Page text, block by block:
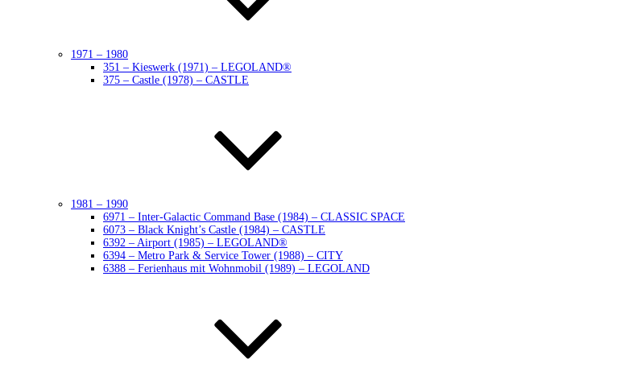
1971 – 1980
351 – Kieswerk (1971) – LEGOLAND®
375 – Castle (1978) – CASTLE
1981 – 1990
6971 – Inter-Galactic Command Base (1984) – CLASSIC SPACE
6073 – Black Knight’s Castle (1984) – CASTLE
6392 – Airport (1985) – LEGOLAND®
6394 – Metro Park & Service Tower (1988) – CITY
6388 – Ferienhaus mit Wohnmobil (1989) – LEGOLAND